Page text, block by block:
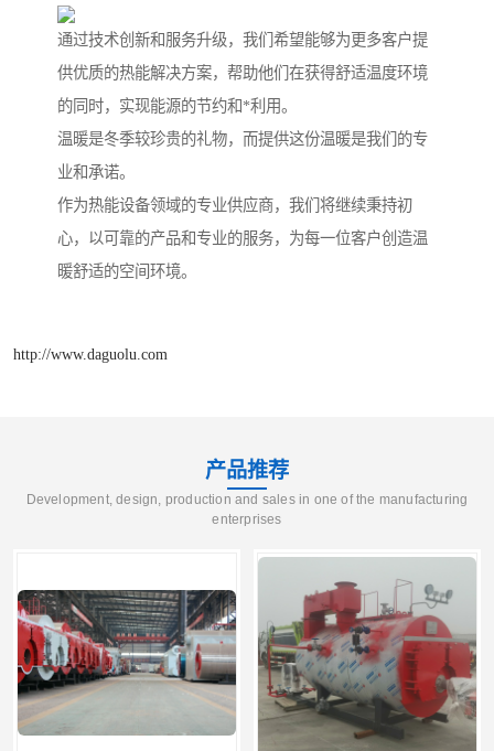
通过技术创新和服务升级，我们希望能够为更多客户提
供优质的热能解决方案，帮助他们在获得舒适温度环境
的同时，实现能源的节约和*利用。
温暖是冬季较珍贵的礼物，而提供这份温暖是我们的专
业和承诺。
作为热能设备领域的专业供应商，我们将继续秉持初
心，以可靠的产品和专业的服务，为每一位客户创造温
暖舒适的空间环境。
http://www.daguolu.com
产品推荐
Development, design, production and sales in one of the manufacturing
enterprises